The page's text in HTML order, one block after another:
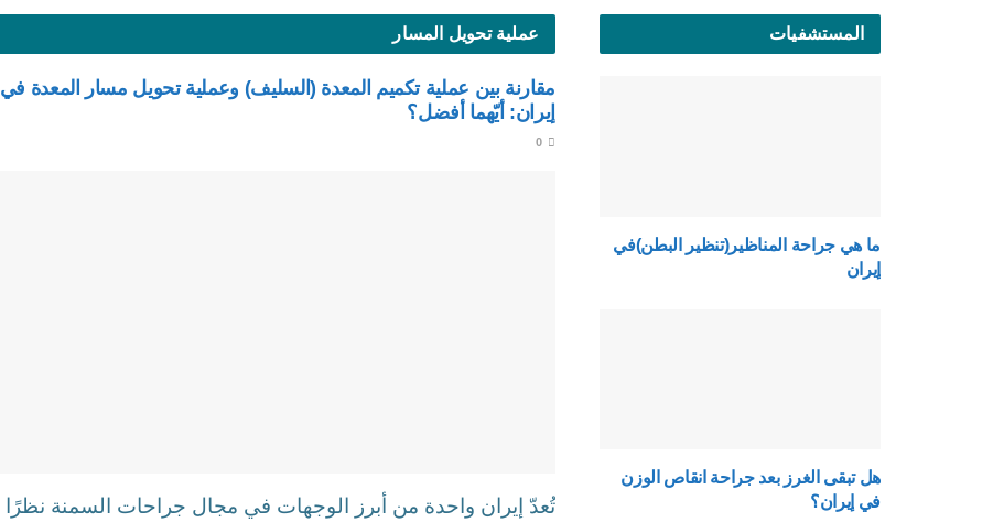
المستشفيات
ما هي جراحة المناظير(تنظير البطن)في
إيران
هل تبقى الغرز بعد جراحة انقاص الوزن
في إيران؟
عملية تحويل المسار
مقارنة بين عملية تكميم المعدة (السليف) وعملية تحويل مسار المعدة في
إيران: أيّهما أفضل؟
تُعدّ إيران واحدة من أبرز الوجهات في مجال جراحات السمنة نظرًا